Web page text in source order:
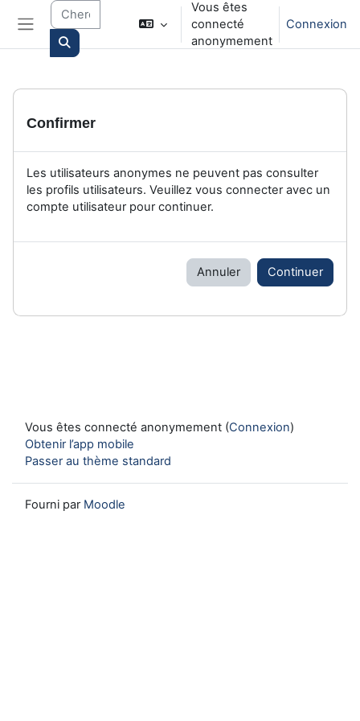
Passer au contenu principal
Panneau latéral
Vous êtes
connecté
anonymement
Connexion
Confirmer
Les utilisateurs anonymes ne peuvent pas consulter
les profils utilisateurs. Veuillez vous connecter avec un
compte utilisateur pour continuer.
Annuler Continuer
Vous êtes connecté anonymement (Connexion)
Obtenir l’app mobile
Passer au thème standard
Fourni par Moodle